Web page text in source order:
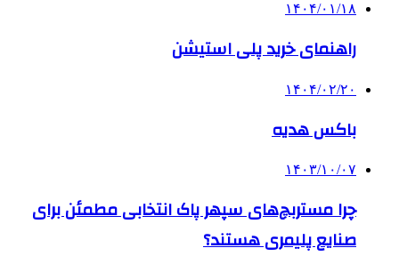
۱۴۰۴/۰۱/۱۸
راهنمای خرید پلی استیشن
۱۴۰۴/۰۲/۲۰
باکس هدیه
۱۴۰۳/۱۰/۰۷
چرا مستربچ‌های سپهر پاک انتخابی مطمئن برای
صنایع پلیمری هستند؟